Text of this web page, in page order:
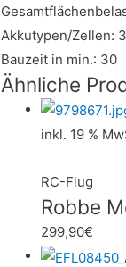
Akkutypen/Zellen:
Bauzeit in min.: 30
Ähnliche
inkl. 19 %
RC-Flug
Robbe
299,90€